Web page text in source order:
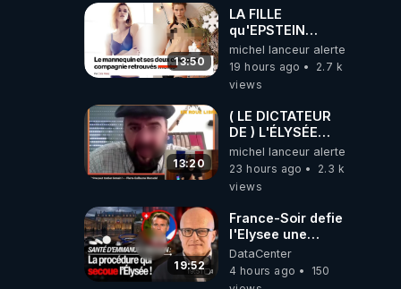
brigades
ukrainienne
13:50
LA FILLE
qu'EPSTEIN
VOULAIT CACHER
michel lanceur alerte
19 hours ago
2.7 k
views
13:20
( LE DICTATEUR
DE ) L'ÉLYSÉE
PANIQUE : PIERRE
GUILLAUME
MERCADAL
michel lanceur alerte
23 hours ago
2.3 k
views
19:52
France-Soir defie
l'Elysee une
procedure inedite
sur la sante du
president - Nexus
DataCenter
4 hours ago
150